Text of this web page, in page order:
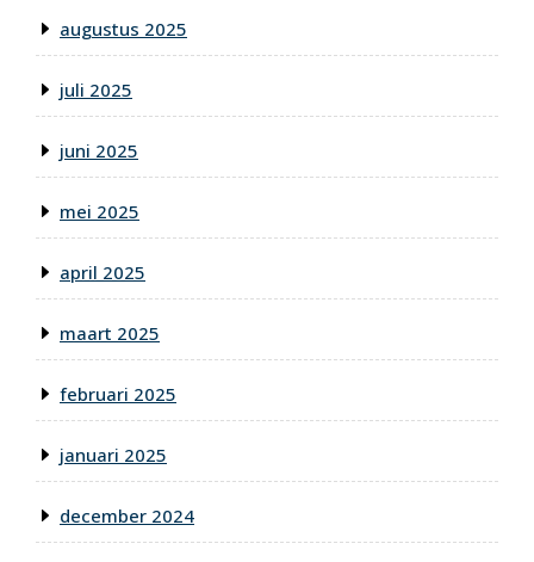
augustus 2025
juli 2025
juni 2025
mei 2025
april 2025
maart 2025
februari 2025
januari 2025
december 2024